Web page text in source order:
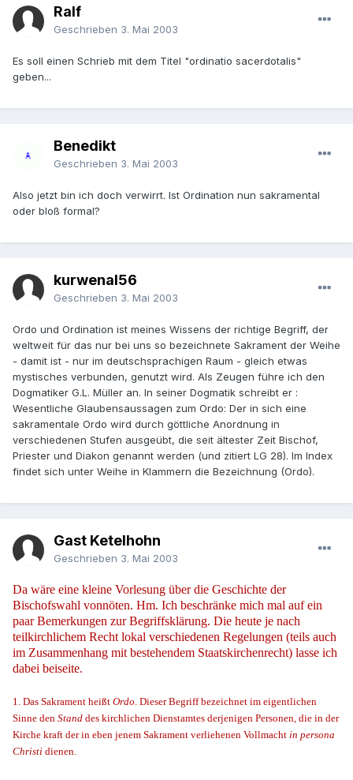
Ralf
Geschrieben 3. Mai 2003
Es soll einen Schrieb mit dem Titel "ordinatio sacerdotalis"
geben...
Benedikt
Geschrieben 3. Mai 2003
Also jetzt bin ich doch verwirrt. Ist Ordination nun sakramental
oder bloß formal?
kurwenal56
Geschrieben 3. Mai 2003
Ordo und Ordination ist meines Wissens der richtige Begriff, der
weltweit für das nur bei uns so bezeichnete Sakrament der Weihe
- damit ist - nur im deutschsprachigen Raum - gleich etwas
mystisches verbunden, genutzt wird. Als Zeugen führe ich den
Dogmatiker G.L. Müller an. In seiner Dogmatik schreibt er :
Wesentliche Glaubensaussagen zum Ordo: Der in sich eine
sakramentale Ordo wird durch göttliche Anordnung in
verschiedenen Stufen ausgeübt, die seit ältester Zeit Bischof,
Priester und Diakon genannt werden (und zitiert LG 28). Im Index
findet sich unter Weihe in Klammern die Bezeichnung (Ordo).
Gast Ketelhohn
Geschrieben 3. Mai 2003
Da wäre eine kleine Vorlesung über die Geschichte der
Bischofswahl vonnöten. Hm. Ich beschränke mich mal auf ein
paar Bemerkungen zur Begriffsklärung. Die heute je nach
teilkirchlichem Recht lokal verschiedenen Regelungen (teils auch
im Zusammenhang mit bestehendem Staatskirchenrecht) lasse ich
dabei beiseite.
1. Das Sakrament heißt Ordo. Dieser Begriff bezeichnet im eigentlichen
Sinne den Stand des kirchlichen Dienstamtes derjenigen Personen, die in der
Kirche kraft der in eben jenem Sakrament verliehenen Vollmacht in persona
Christi dienen.